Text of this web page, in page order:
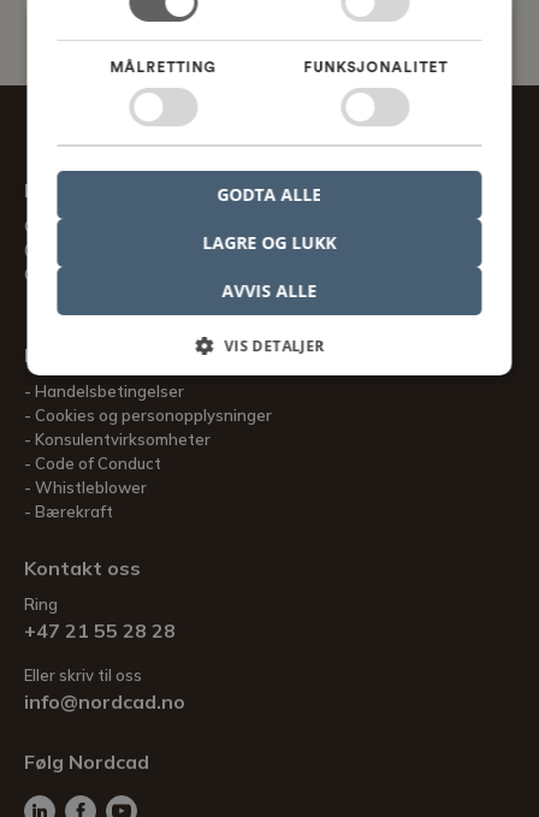
Nordcad AS
Gaustadalleen 21
0349 Oslo, NO
CVR. nr. 918 370 013
Informasjon
Handelsbetingelser
Cookies og personopplysninger
Konsulentvirksomheter
Code of Conduct
Whistleblower
Bærekraft
Kontakt oss
Ring
+47 21 55 28 28
Eller skriv til oss
info@nordcad.no
Følg Nordcad
MÅLRETTING FUNKSJONALITET
LAGRE OG LUKK
GODTA ALLE
AVVIS ALLE
VIS DETALJER